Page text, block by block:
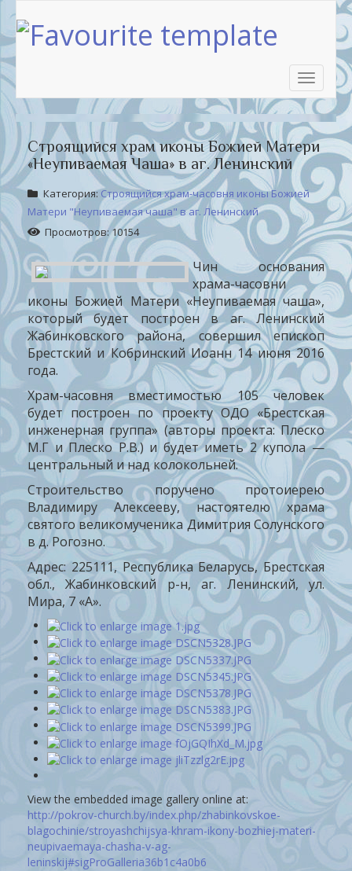
Toggle
Строящийся храм иконы Божией Матери
«Неупиваемая Чаша» в аг. Ленинский
Категория:Строящийся храм-часовня иконы Божией
Матери "Неупиваемая чаша" в аг. Ленинский
Просмотров: 10154
Чин основания
храма-часовни
иконы Божией Матери «Неупиваемая чаша»,
который будет построен в аг. Ленинский
Жабинковского района, совершил епископ
Брестский и Кобринский Иоанн 14 июня 2016
года.
Храм-часовня вместимостью 105 человек
будет построен по проекту ОДО «Брестская
инженерная группа» (авторы проекта: Плеско
М.Г и Плеско Р.В.) и будет иметь 2 купола —
центральный и над колокольней.
Строительство поручено протоиерею
Владимиру Алексееву, настоятелю храма
святого великомученика Димитрия Солунского
в д. Рогозно.
Адрес: 225111, Республика Беларусь, Брестская
обл., Жабинковский р-н, аг. Ленинский, ул.
Мира, 7 «А».
View the embedded image gallery online at:
http://pokrov-church.by/index.php/zhabinkovskoe-
blagochinie/stroyashchijsya-khram-ikony-bozhiej-materi-
neupivaemaya-chasha-v-ag-
leninskij#sigProGalleria36b1c4a0b6